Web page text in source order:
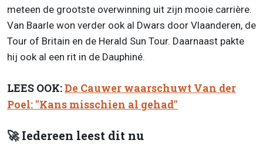
meteen de grootste overwinning uit zijn mooie carrière.
Van Baarle won verder ook al Dwars door Vlaanderen, de
Tour of Britain en de Herald Sun Tour. Daarnaast pakte
hij ook al een rit in de Dauphiné.
LEES OOK:De Cauwer waarschuwt Van der
Poel: "Kans misschien al gehad"
🚀 Iedereen leest dit nu